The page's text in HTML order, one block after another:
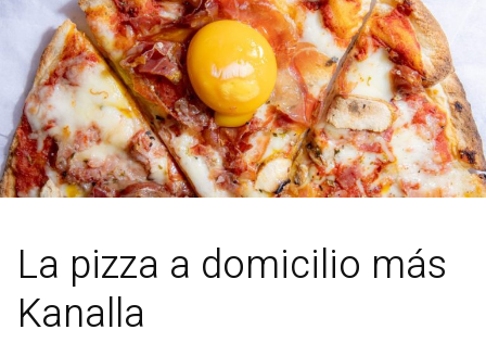
La pizza a domicilio más
Kanalla